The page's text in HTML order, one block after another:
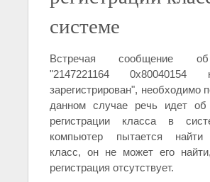
системе
Встречая сообщение
"2147221164
зарегистрирован", необходимо
данном случае речь идет об
регистрации класса в
компьютер пытается найти
класс, он не может его
регистрация отсутствует.